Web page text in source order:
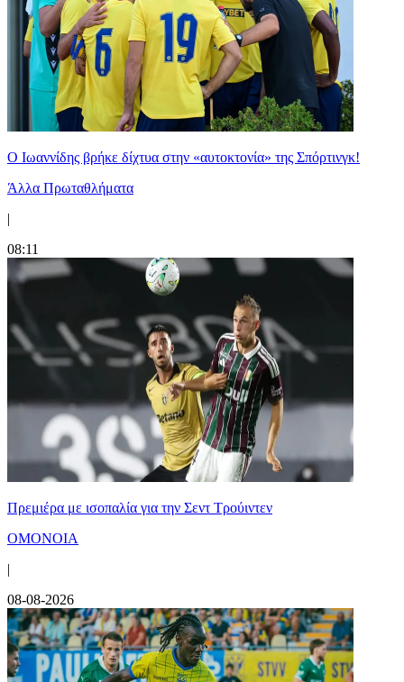
Ο Ιωαννίδης βρήκε δίχτυα στην «αυτοκτονία» της Σπόρτινγκ!
Άλλα Πρωταθλήματα
|
08:11
Πρεμιέρα με ισοπαλία για την Σεντ Τρούιντεν
ΟΜΟΝΟΙΑ
|
08-08-2026